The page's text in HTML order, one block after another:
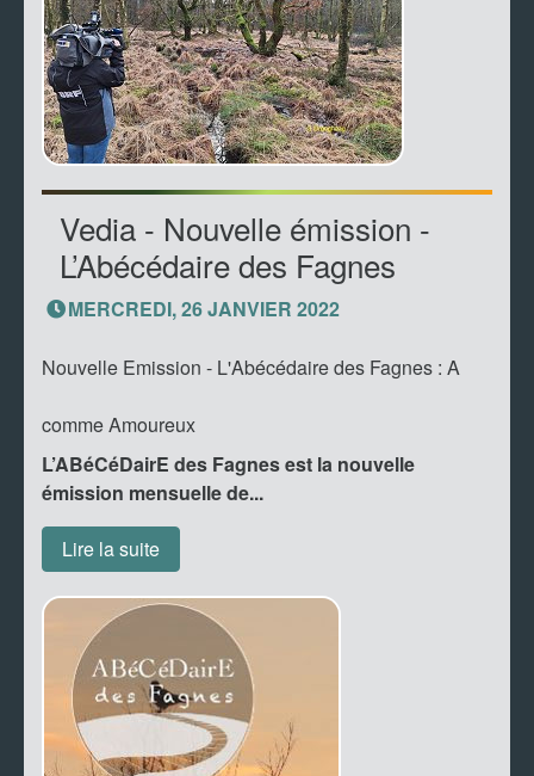
Vedia - Nouvelle émission -
L’Abécédaire des Fagnes
MERCREDI, 26 JANVIER 2022
Nouvelle Emission - L'Abécédaire des Fagnes : A
comme Amoureux
L’ABéCéDairE des Fagnes est la nouvelle
émission mensuelle de...
Lire la suite